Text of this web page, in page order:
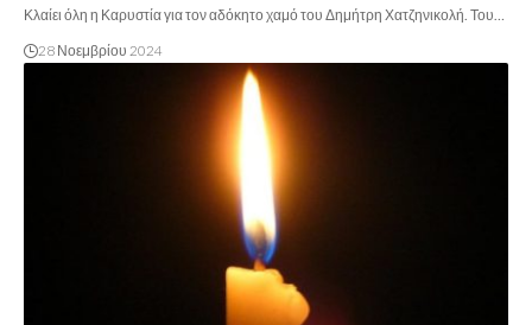
Κλαίει όλη η Καρυστία για τον αδόκητο χαμό του Δημήτρη Χατζηνικολή. Του…
28 Νοεμβρίου 2024